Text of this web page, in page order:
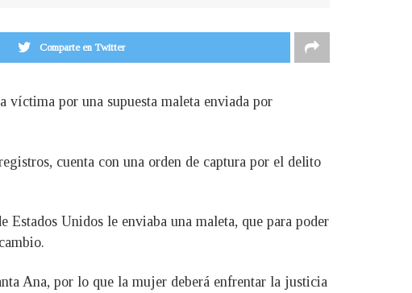
Comparte en Twitter
por una supuesta maleta enviada por
cuenta con una orden de captura por el delito
Unidos le enviaba una maleta, que para poder
Ana, por lo que la mujer deberá enfrentar la justicia